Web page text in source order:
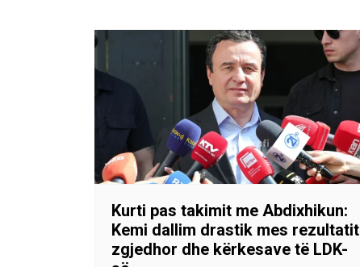
Kurti pas takimit me Abdixhikun:
Kemi dallim drastik mes rezultatit
zgjedhor dhe kërkesave të LDK-